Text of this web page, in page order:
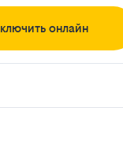
онлайн